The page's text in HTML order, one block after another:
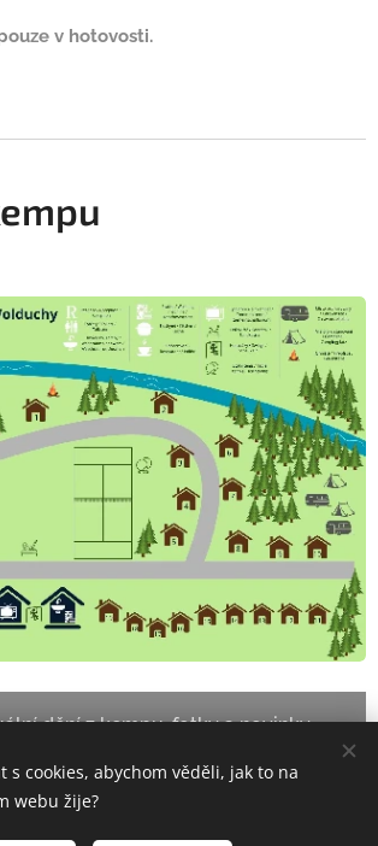
v hotovosti.
dění z kempu, fotky a novinky –
s cookies, abychom věděli, jak to na
webu žije?